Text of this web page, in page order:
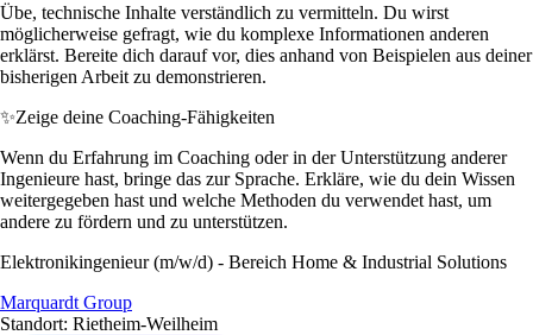
Übe, technische Inhalte verständlich zu vermitteln. Du wirst
möglicherweise gefragt, wie du komplexe Informationen anderen
erklärst. Bereite dich darauf vor, dies anhand von Beispielen aus deiner
bisherigen Arbeit zu demonstrieren.
✨Zeige deine Coaching-Fähigkeiten
Wenn du Erfahrung im Coaching oder in der Unterstützung anderer
Ingenieure hast, bringe das zur Sprache. Erkläre, wie du dein Wissen
weitergegeben hast und welche Methoden du verwendet hast, um
andere zu fördern und zu unterstützen.
Elektronikingenieur (m/w/d) - Bereich Home & Industrial Solutions
Marquardt Group
Standort: Rietheim-Weilheim